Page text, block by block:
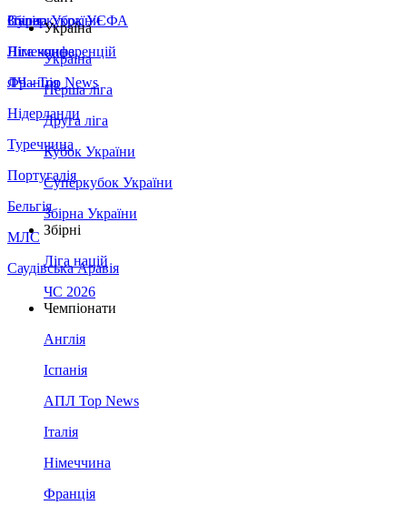
Збірна України
Італія
Німеччина
Франція
Нідерланди
Туреччина
Португалія
Бельгія
МЛС
Саудівська Аравія
Суперкубок УЄФА
Ліга конференцій
ЛЧ - Top News
Україна
Україна
Перша ліга
Друга ліга
Кубок України
Суперкубок України
Збірна України
Збірні
Ліга націй
ЧС 2026
Чемпіонати
Англія
Іспанія
АПЛ Top News
Італія
Німеччина
Франція